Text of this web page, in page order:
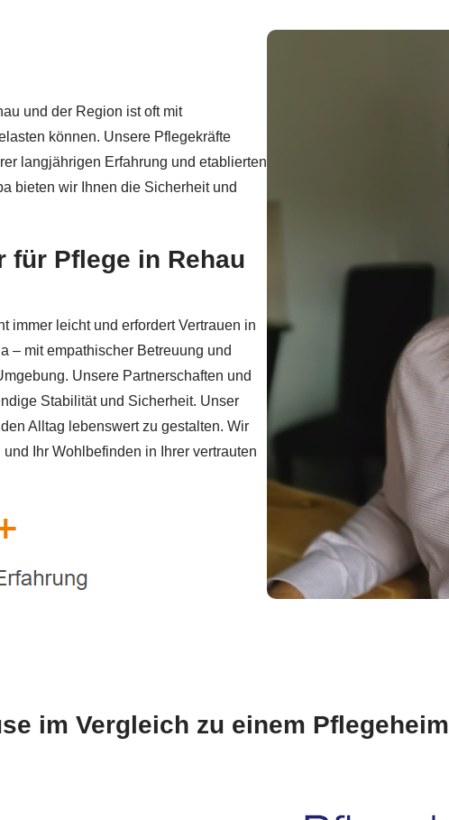
und der Region ist oft mit
können. Unsere Pflegekräfte
langjährigen Erfahrung und etablierten
bieten wir Ihnen die Sicherheit und
Pflege in Rehau
immer leicht und erfordert Vertrauen in
– mit empathischer Betreuung und
Unsere Partnerschaften und
Stabilität und Sicherheit. Unser
Alltag lebenswert zu gestalten. Wir
Ihr Wohlbefinden in Ihrer vertrauten
im Vergleich zu einem Pflegeheim